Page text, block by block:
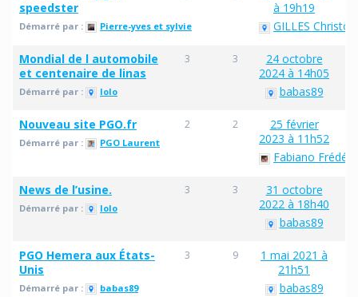
speedster
Démarré par : Pierre-yves et sylvie
à 19h19
GILLES
Mondial de l automobile
et centenaire de linas
Démarré par : lolo
3 3
24 octobre
2024 à 14h05
babas89
Nouveau site PGO.fr
Démarré par : PGO Laurent
2 2
25 février
2023 à 11h52
Fabiano
News de l’usine.
Démarré par : lolo
3 3
31 octobre
2022 à 18h40
babas89
PGO Hemera aux États-
Unis
Démarré par : babas89
3 9
1 mai 2021 à
21h51
babas89